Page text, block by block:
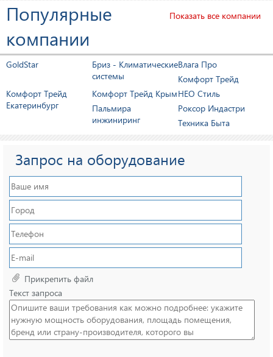
Ультразвуковой
увлажнитель Royal
Clima RUH-
увлажнитель
воздуха
испарительного
типа Breezart 1000
HumiAqua P
Показать все компании
Популярные
компании
GoldStar
Бриз - Климатические
системы
Влага Про
Комфорт Трейд
Комфорт Трейд
Екатеринбург
Комфорт Трейд КрымНЕО Стиль
Пальмира
инжиниринг
Роксор Индастри
Техника Быта
Запрос на оборудование
Прикрепить файл
Текст запроса